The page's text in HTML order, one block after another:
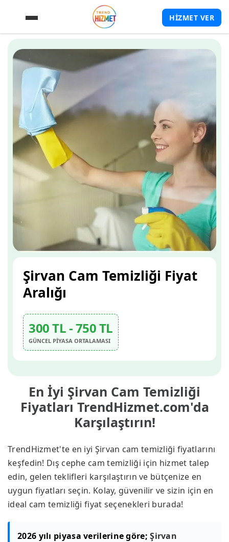
HİZMET VER
En İyi Şirvan Cam Temizliği
Fiyatları TrendHizmet.com'da
Karşılaştırın!
TrendHizmet'te en iyi Şirvan cam temizliği fiyatlarını
keşfedin! Dış cephe cam temizliği için hizmet talep
edin, gelen teklifleri karşılaştırın ve bütçenize en
uygun fiyatları seçin. Kolay, güvenilir ve sizin için en
ideal cam temizliği fiyat seçenekleri burada!
2026 yılı piyasa verilerine göre; Şirvan
Şirvan Cam Temizliği Fiyat
Aralığı
300 TL - 750 TL
GÜNCEL PİYASA ORTALAMASI